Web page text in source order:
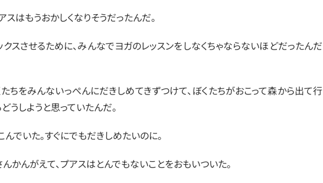
スはもうおかしくなりそうだったんだ。
クスさせるために、みんなでヨガのレッスンをしなくちゃならないほどだったんだ
たちをみんないっぺんにだきしめてきずつけて、ぼくたちがおこって森から出て行
うしようと思っていたんだ。
でいた。すぐにでもだきしめたいのに。
んかんがえて、プアスはとんでもないことをおもいついた。